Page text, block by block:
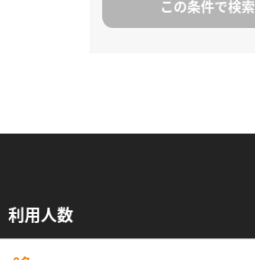
利用人数